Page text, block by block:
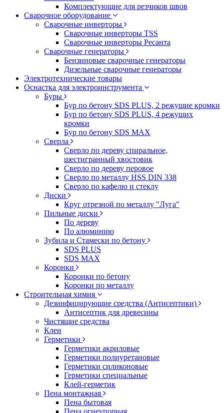
Комплектующие для резчиков швов
Сварочное оборудование
Сварочные инверторы
Сварочные инверторы TSS
Сварочные инверторы Ресанта
Сварочные генераторы
Бензиновые сварочные генераторы
Дизельные сварочные генераторы
Электротехнические товары
Оснастка для электроинструмента
Буры
Бур по бетону SDS PLUS, 2 режущие кромки
Бур по бетону SDS PLUS, 4 режущих
кромки
Бур по бетону SDS MAX
Сверла
Сверло по дереву спиральное,
шестигранный хвостовик
Сверло по дереву перовое
Сверло по металлу HSS DIN 338
Сверло по кафелю и стеклу
Диски
Круг отрезной по металлу "Луга"
Пильные диски
По дереву
По алюминию
Зубила и Стамески по бетону
SDS PLUS
SDS MAX
Коронки
Коронки по бетону
Коронки по металлу
Строительная химия
Дезинфицирующие средства (Антисептики)
Антисептик для древесины
Чистящие средства
Клеи
Герметики
Герметики акриловые
Герметики полиуретановые
Герметики силиконовые
Герметики специальные
Клей-герметик
Пена монтажная
Пена бытовая
Пена огнеупорная